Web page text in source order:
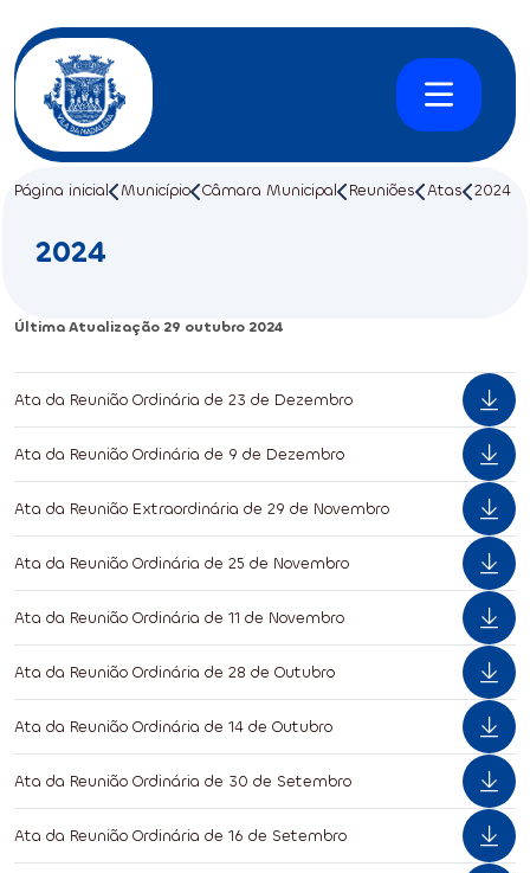
Página inicial Município Câmara Municipal Reuniões Atas 2024
2024
Última Atualização 29 outubro 2024
Ata da Reunião Ordinária de 23 de Dezembro
Ata da Reunião Ordinária de 9 de Dezembro
Ata da Reunião Extraordinária de 29 de Novembro
Ata da Reunião Ordinária de 25 de Novembro
Ata da Reunião Ordinária de 11 de Novembro
Ata da Reunião Ordinária de 28 de Outubro
Ata da Reunião Ordinária de 14 de Outubro
Ata da Reunião Ordinária de 30 de Setembro
Ata da Reunião Ordinária de 16 de Setembro